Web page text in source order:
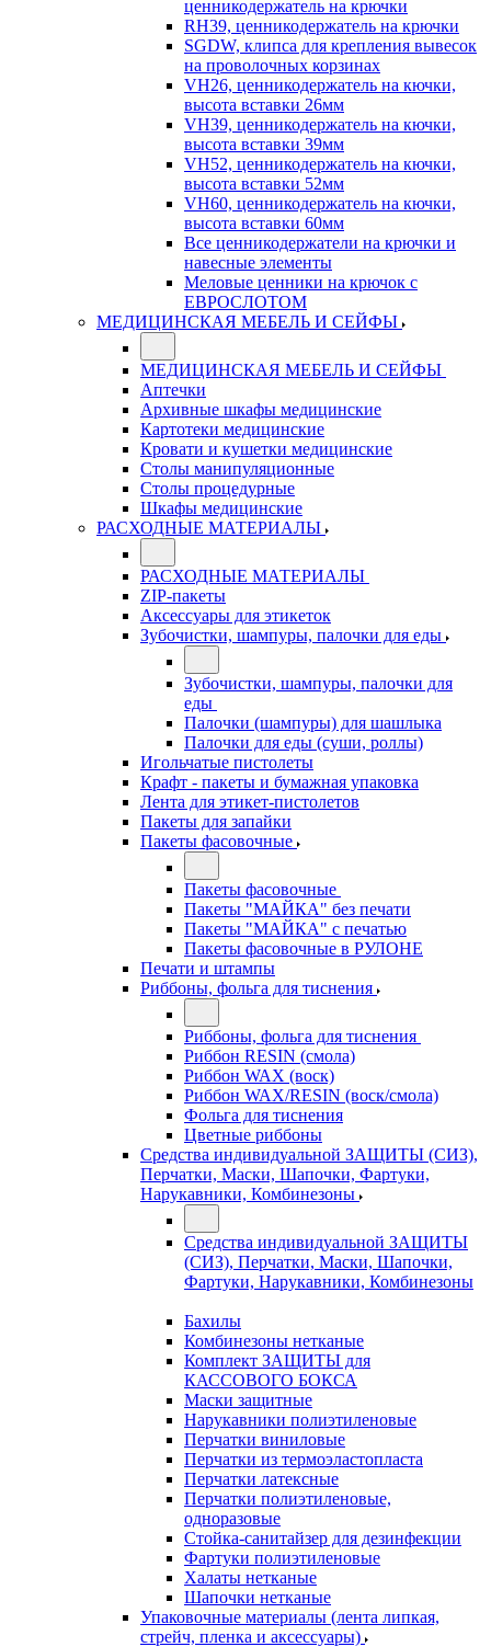
ценникодержатель на крючки
RH39, ценникодержатель на крючки
SGDW, клипса для крепления вывесок
на проволочных корзинах
VH26, ценникодержатель на кючки,
высота вставки 26мм
VH39, ценникодержатель на кючки,
высота вставки 39мм
VH52, ценникодержатель на кючки,
высота вставки 52мм
VH60, ценникодержатель на кючки,
высота вставки 60мм
Все ценникодержатели на крючки и
навесные элементы
Меловые ценники на крючок с
ЕВРОСЛОТОМ
МЕДИЦИНСКАЯ МЕБЕЛЬ И СЕЙФЫ
МЕДИЦИНСКАЯ МЕБЕЛЬ И СЕЙФЫ
Аптечки
Архивные шкафы медицинские
Картотеки медицинские
Кровати и кушетки медицинские
Столы манипуляционные
Столы процедурные
Шкафы медицинские
РАСХОДНЫЕ МАТЕРИАЛЫ
РАСХОДНЫЕ МАТЕРИАЛЫ
ZIP-пакеты
Аксессуары для этикеток
Зубочистки, шампуры, палочки для еды
Зубочистки, шампуры, палочки для
еды
Палочки (шампуры) для шашлыка
Палочки для еды (суши, роллы)
Игольчатые пистолеты
Крафт - пакеты и бумажная упаковка
Лента для этикет-пистолетов
Пакеты для запайки
Пакеты фасовочные
Пакеты фасовочные
Пакеты "МАЙКА" без печати
Пакеты "МАЙКА" с печатью
Пакеты фасовочные в РУЛОНЕ
Печати и штампы
Риббоны, фольга для тиснения
Риббоны, фольга для тиснения
Риббон RESIN (смола)
Риббон WAX (воск)
Риббон WAX/RESIN (воск/смола)
Фольга для тиснения
Цветные риббоны
Средства индивидуальной ЗАЩИТЫ (СИЗ),
Перчатки, Маски, Шапочки, Фартуки,
Нарукавники, Комбинезоны
Средства индивидуальной ЗАЩИТЫ
(СИЗ), Перчатки, Маски, Шапочки,
Фартуки, Нарукавники, Комбинезоны
Бахилы
Комбинезоны нетканые
Комплект ЗАЩИТЫ для
КАССОВОГО БОКСА
Маски защитные
Нарукавники полиэтиленовые
Перчатки виниловые
Перчатки из термоэластопласта
Перчатки латексные
Перчатки полиэтиленовые,
одноразовые
Стойка-санитайзер для дезинфекции
Фартуки полиэтиленовые
Халаты нетканые
Шапочки нетканые
Упаковочные материалы (лента липкая,
стрейч, пленка и аксессуары)